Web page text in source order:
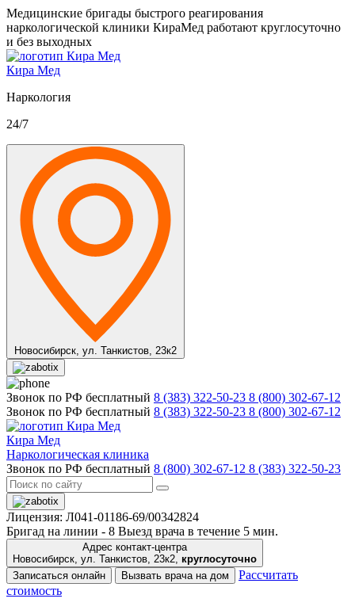
Медицинские бригады быстрого реагирования
наркологической клиники КираМед работают круглосуточно
и без выходных
Кира Мед
Наркология
24/7
Новосибирск, ул. Танкистов, 23к2
Звонок по РФ бесплатный 8 (383) 322-50-23 8 (800) 302-67-12
Звонок по РФ бесплатный 8 (383) 322-50-23 8 (800) 302-67-12
Кира Мед
Наркологическая клиника
Звонок по РФ бесплатный 8 (800) 302-67-12 8 (383) 322-50-23
Лицензия: Л041-01186-69/00342824
Бригад на линии - 8 Выезд врача в течение 5 мин.
Адрес контакт-центра
Новосибирск, ул. Танкистов, 23к2, круглосуточно
Записаться онлайн
Вызвать врача на дом
Рассчитать
стоимость